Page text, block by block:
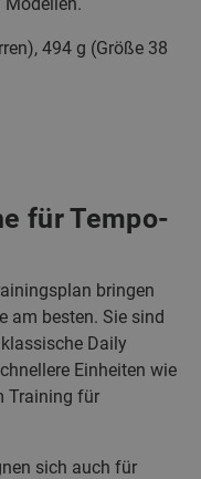
494 g (Größe 38
für Tempo-
bringen
am besten. Sie sind
Daily
Einheiten wie
Training für
sich auch für